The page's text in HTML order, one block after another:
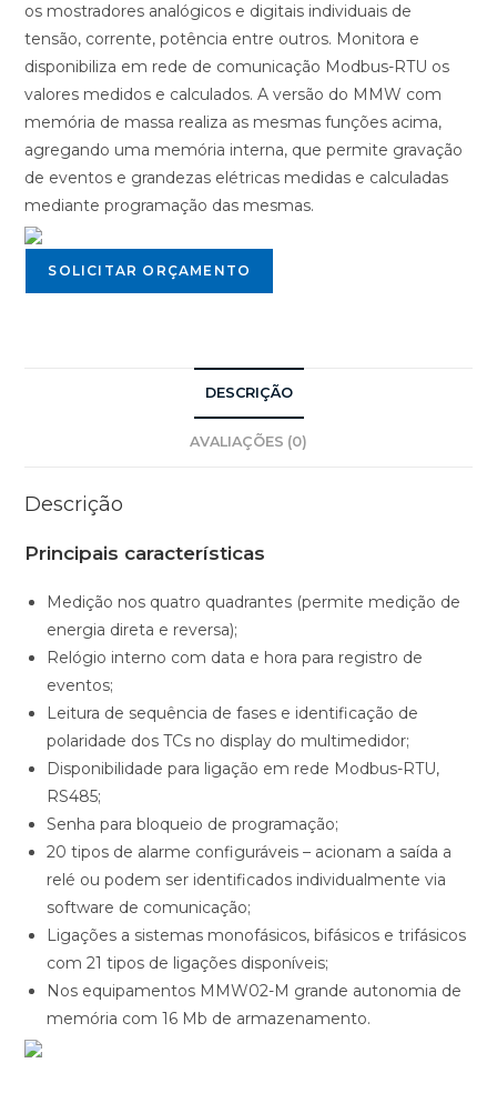
os mostradores analógicos e digitais individuais de
tensão, corrente, potência entre outros. Monitora e
disponibiliza em rede de comunicação Modbus-RTU os
valores medidos e calculados. A versão do MMW com
memória de massa realiza as mesmas funções acima,
agregando uma memória interna, que permite gravação
de eventos e grandezas elétricas medidas e calculadas
mediante programação das mesmas.
SOLICITAR ORÇAMENTO
DESCRIÇÃO
AVALIAÇÕES (0)
Descrição
Principais características
Medição nos quatro quadrantes (permite medição de
energia direta e reversa);
Relógio interno com data e hora para registro de
eventos;
Leitura de sequência de fases e identificação de
polaridade dos TCs no display do multimedidor;
Disponibilidade para ligação em rede Modbus-RTU,
RS485;
Senha para bloqueio de programação;
20 tipos de alarme configuráveis – acionam a saída a
relé ou podem ser identificados individualmente via
software de comunicação;
Ligações a sistemas monofásicos, bifásicos e trifásicos
com 21 tipos de ligações disponíveis;
Nos equipamentos MMW02-M grande autonomia de
memória com 16 Mb de armazenamento.